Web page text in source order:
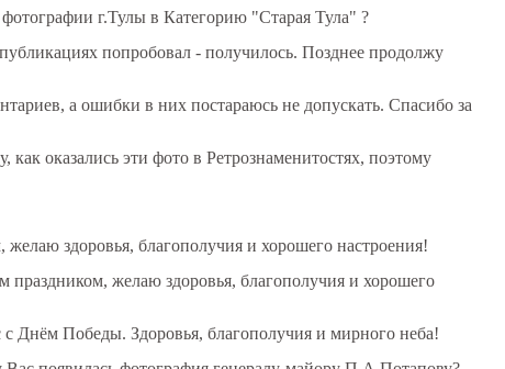
г.Тулы в Категорию "Старая Тула" ?
попробовал - получилось. Позднее продолжу
а ошибки в них постараюсь не допускать. Спасибо за
оказались эти фото в Ретрознаменитостях, поэтому
здоровья, благополучия и хорошего настроения!
желаю здоровья, благополучия и хорошего
Днём Победы. Здоровья, благополучия и мирного неба!